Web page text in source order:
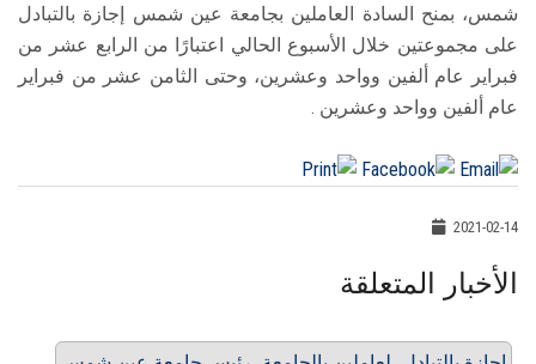
سجل الان
شمس، بمنح السادة العاملين بجامعة عين شمس إجازة بالتبادل
على مجموعتين خلال الأسبوع الحالي اعتبارًا من الرابع عشر من
فبراير عام ألفين وواحد وعشرين، وحتى الثامن عشر من فبراير
عام ألفين وواحد وعشرين .
2021-02-14
الأخبار المتعلقة